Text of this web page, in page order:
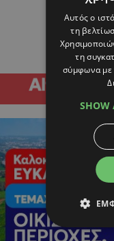
Αυτός ο
τη
τη
σύμφωνα με
SHOW